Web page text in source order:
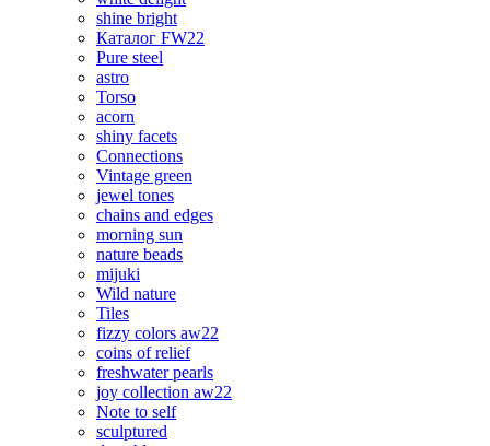
shine bright
Каталог FW22
Pure steel
astro
Torso
acorn
shiny facets
Connections
Vintage green
jewel tones
chains and edges
morning sun
nature beads
mijuki
Wild nature
Tiles
fizzy colors aw22
coins of relief
freshwater pearls
joy collection aw22
Note to self
sculptured